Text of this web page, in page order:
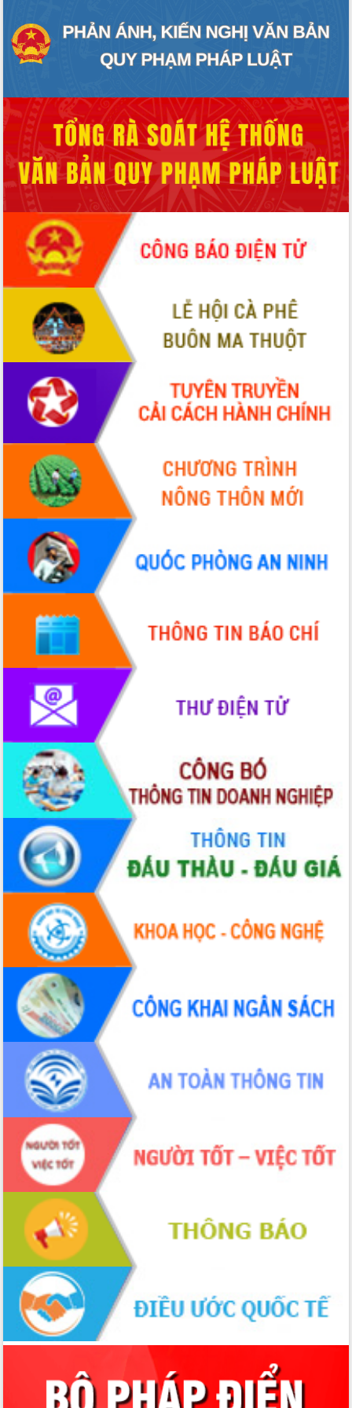
Đề án 06 tạo bước ngoặt đột phá trong
cải cách hành chính tỉnh Đắk Lắk
Kết nối tour, đẩy mạnh chuyển đổi số
Khởi động Dự án Đầu tư xây dựng hạ
tầng kỹ thuật Cụm công nghiệp Tân
Tiến
Gặp mặt các cơ quan báo chí nhân Kỷ
niệm 101 năm Ngày Báo chí Cách
mạng Việt Nam
Đắk Lắk sơ kết 4 năm triển khai thực
hiện Đề án 06 của Chính phủ
Họp báo thông tin về Hội nghị Công bố
Quy hoạch và Xúc tiến đầu tư tỉnh Đắk
Khơi thông điểm nghẽn, đẩy nhanh
giải ngân vốn khắc phục thiên tai
HĐND tỉnh thông qua điều chỉnh Quy
hoạch tỉnh thời kỳ 2021-2030
Hội thảo góp ý hồ sơ điều chỉnh quy
hoạch tỉnh Đắk Lắk thời kỳ 2021-2030,
tầm nhìn đến năm 2050
Nâng cao hiệu quả hoạt động của các
doanh nghiệp nhà nước
Hội nghị triển khai kết nối mạng
truyền số liệu chuyên dùng phục vụ cơ
quan Đảng, Nhà nước
Lễ phát động chuỗi hoạt động chung
tay làm sạch môi trường
Xã Ea Kar bước chuyển mình trong
công tác cải cách hành chính mô hình
mới
UBND tỉnh họp báo định kỳ tháng 4
năm 2026
Hội thảo khoa học “Giải pháp thúc đẩy
phát triển nền kinh tế xanh tại tỉnh
Tăng cường giám sát, đôn đốc thực
hiện nhiệm vụ quản lý tài sản công
hàng tuần
Tháo gỡ những vướng mắc, đẩy mạnh
công tác cải cách thủ tục hành chính
tại Trung tâm Phục vụ hành chính
công tỉnh
Đắk Lắk: Tôn vinh 46 giải pháp tại Hội
thi Sáng tạo Kỹ thuật 2024 - 2025
Đắk Lắk rà soát, điều chỉnh Đề án 190
về phát triển nuôi trồng thủy sản
Phó Chủ tịch UBND tỉnh Đắk Lắk
Trương Công Thái kiểm tra thực địa
Dự án cao tốc Khánh Hòa - Buôn Ma
Định vị cà phê Việt Nam như một “di
sản sống” trong dòng chảy toàn cầu
Xây dựng nông thôn mới: Nâng cao đời
sống người dân từ những mô hình thiết
thực
Quyết liệt tháo gỡ vướng mắc, đẩy
nhanh tiến độ các dự án trọng điểm
trong Khu kinh tế Nam Phú Yên
Hòn Yến phát triển du lịch gắn với bảo
tồn biển
Lấy ý kiến điều chỉnh Quy hoạch tỉnh
Đắk Lắk thời kỳ 2021-2030, tầm nhìn
đến năm 2050
Phát động chiến dịch 30 ngày đêm
giải phóng mặt bằng Tuyến đường bộ
ven biển
Đắk Lắk nỗ lực thúc đẩy tăng trưởng
kinh tế từ 10% trở lên trong Quý
II/2026
Đắk Lắk ký kết thỏa thuận hợp tác về
chuyển đổi số giai đoạn 2026 – 2030
với Tập đoàn Bưu chính Viễn thông
Việt Nam
Thứ trưởng Bộ Y tế làm việc với tỉnh
Đắk Lắk về phát triển nhân lực y tế
cho trạm y tế cấp xã
Du lịch Đắk Lắk nâng tầm trải nghiệm
du khách thông qua Hệ thống cơ sở dữ
liệu và Bản đồ số